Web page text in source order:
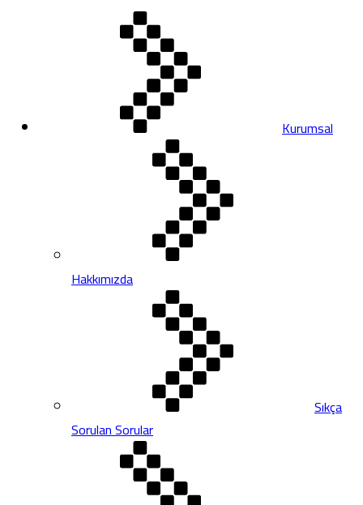
Kurumsal
Hakkımızda
Sıkça
Sorulan Sorular